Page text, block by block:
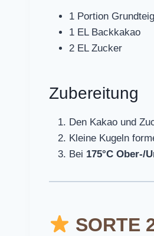
1 Portion Grundteig
1 EL Backkakao
2 EL Zucker
Zubereitung
Den Kakao und
Kleine Kugeln
Bei 175°C Ober-/
SORTE